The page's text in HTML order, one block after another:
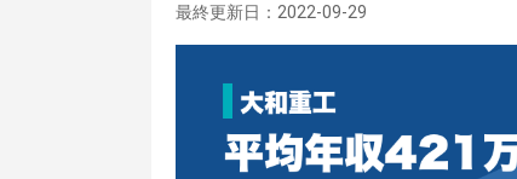
最終更新日： 2022-09-29